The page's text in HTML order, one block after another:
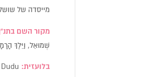
מייסדה של שושלת בית דוד
מקור השם
שְׁמוּאֵל, וַיֵּלֶךְ
בלועזית: